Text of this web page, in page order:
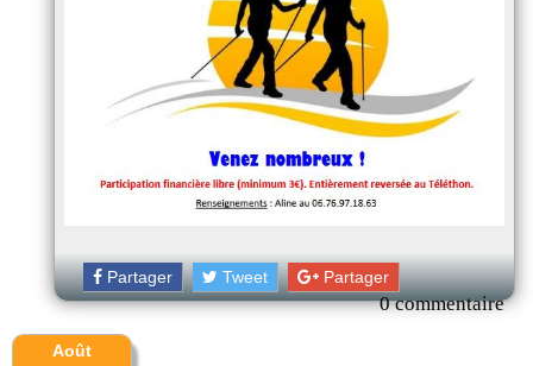
Partager Tweet Partager
0 commentaire
Août